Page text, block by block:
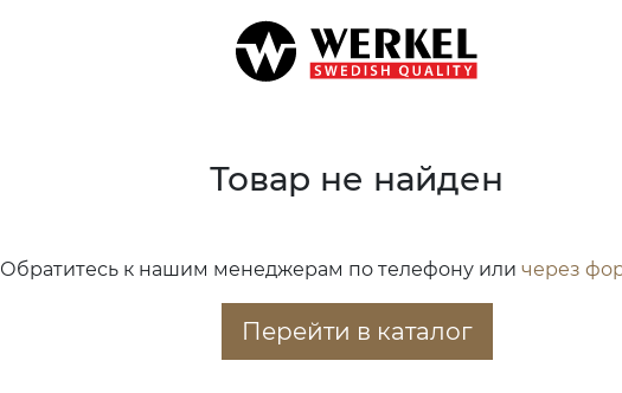
Товар не найден
Обратитесь к нашим менеджерам по телефону или через
Перейти в каталог